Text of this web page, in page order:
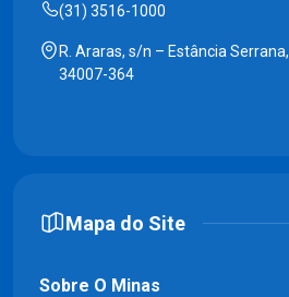
(31) 3516-1000
R. Araras, s/n – Estância
34007-364
Mapa do Site
Sobre O Minas